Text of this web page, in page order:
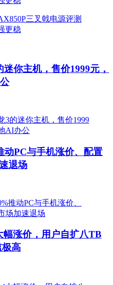
你主机，售价1999元，
动PC与手机涨价、配置
退场
涨价，用户自扩八TB
极高